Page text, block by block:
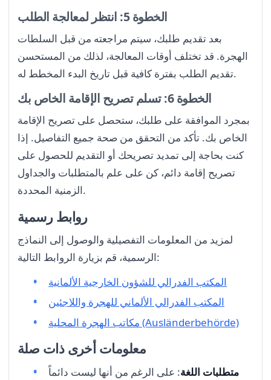
الخطوة 5: انتظر لمعالجة الطلب
بعد تقديم طلبك، سيتم مراجعته من قبل السلطات
الهجرة. قد تختلف أوقات المعالجة، لذلك من المستحسن
تقديم الطلب بفترة كافية قبل تاريخ البدء المخطط له.
الخطوة 6: تسلم تصريح الإقامة الخاص بك
بمجرد الموافقة على طلبك، ستحصل على تصريح الإقامة
الخاص بك. تأكد من التحقق من صحة جميع التفاصيل. إذا
كنت بحاجة إلى تمديد تصريحك أو التقديم للحصول على
تصريح إقامة دائم، كن على علم بالمتطلبات والجداول
الزمنية المحددة.
روابط رسمية
لمزيد من المعلومات التفصيلية والوصول إلى النماذج
الرسمية، قم بزيارة الروابط التالية:
المكتب الفدرالي للشؤون الخارجية الألمانية
المكتب الفدرالي الألماني للهجرة واللاجئين
مكاتب الهجرة المحلية (Ausländerbehörde)
معلومات أخرى ذات صلة
متطلبات اللغة: على الرغم من أنها ليست دائماً